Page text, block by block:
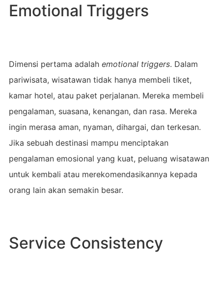
Emotional Triggers
Dimensi pertama adalah emotional triggers. Dalam
pariwisata, wisatawan tidak hanya membeli tiket,
kamar hotel, atau paket perjalanan. Mereka membeli
pengalaman, suasana, kenangan, dan rasa. Mereka
ingin merasa aman, nyaman, dihargai, dan terkesan.
Jika sebuah destinasi mampu menciptakan
pengalaman emosional yang kuat, peluang wisatawan
untuk kembali atau merekomendasikannya kepada
orang lain akan semakin besar.
Service Consistency